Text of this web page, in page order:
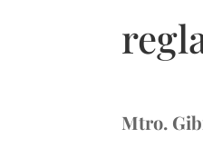
Mtro.